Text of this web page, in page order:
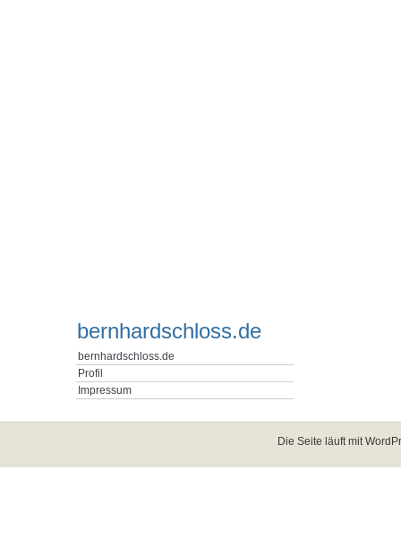
bernhardschloss.de
bernhardschloss.de
Profil
Impressum
Die Seite läuft mit